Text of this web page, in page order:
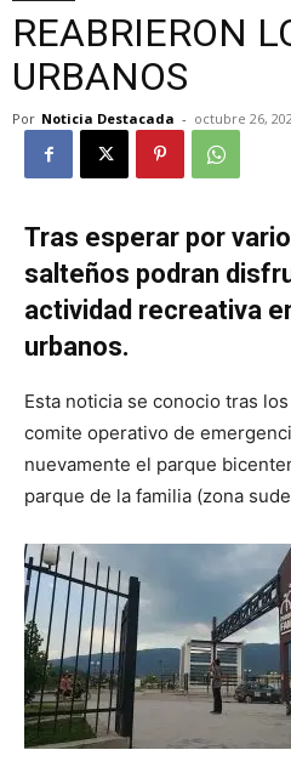
REABRIERON
URBANOS
Por Noticia Destacada - octubre 26,
Tras esperar por
salteños podran
actividad recreativa
urbanos.
Esta noticia se conocio tras
comite operativo de
nuevamente el parque
parque de la familia (zona